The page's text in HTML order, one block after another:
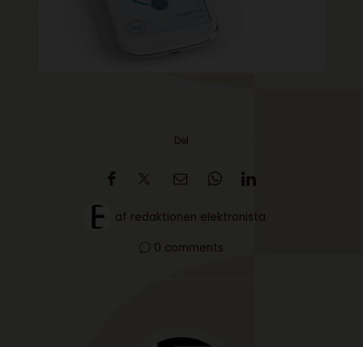
Del
af redaktionen elektronista
0 comments